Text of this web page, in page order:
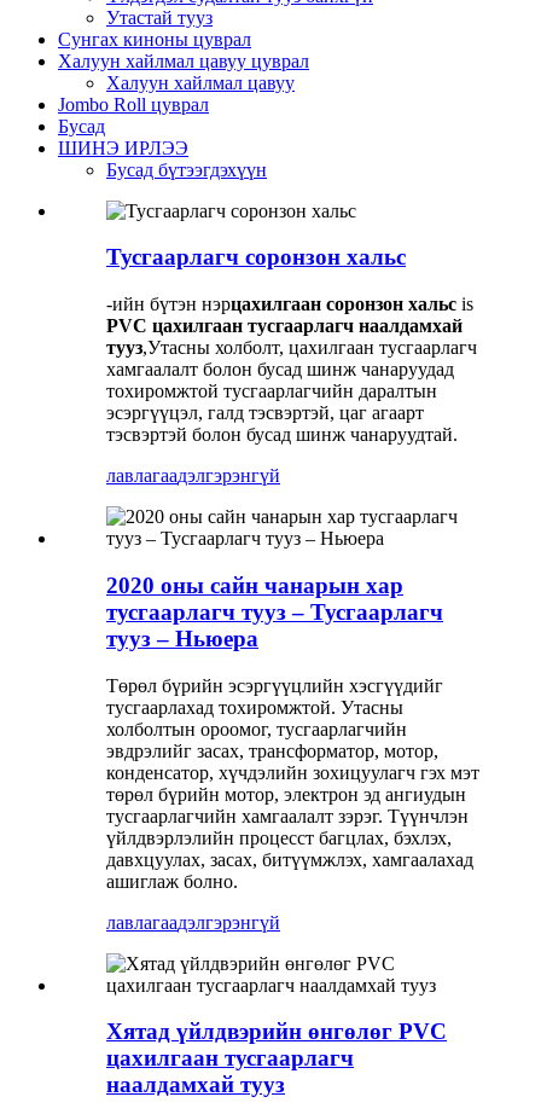
Утастай тууз
Сунгах киноны цуврал
Халуун хайлмал цавуу цуврал
Халуун хайлмал цавуу
Jombo Roll цуврал
Бусад
ШИНЭ ИРЛЭЭ
Бусад бүтээгдэхүүн
Тусгаарлагч соронзон хальс
-ийн бүтэн нэрцахилгаан соронзон хальс is
PVC цахилгаан тусгаарлагч наалдамхай
тууз,Утасны холболт, цахилгаан тусгаарлагч
хамгаалалт болон бусад шинж чанаруудад
тохиромжтой тусгаарлагчийн даралтын
эсэргүүцэл, галд тэсвэртэй, цаг агаарт
тэсвэртэй болон бусад шинж чанаруудтай.
лавлагаадэлгэрэнгүй
2020 оны сайн чанарын хар
тусгаарлагч тууз – Тусгаарлагч
тууз – Ньюера
Төрөл бүрийн эсэргүүцлийн хэсгүүдийг
тусгаарлахад тохиромжтой. Утасны
холболтын ороомог, тусгаарлагчийн
эвдрэлийг засах, трансформатор, мотор,
конденсатор, хүчдэлийн зохицуулагч гэх мэт
төрөл бүрийн мотор, электрон эд ангиудын
тусгаарлагчийн хамгаалалт зэрэг. Түүнчлэн
үйлдвэрлэлийн процесст багцлах, бэхлэх,
давхцуулах, засах, битүүмжлэх, хамгаалахад
ашиглаж болно.
лавлагаадэлгэрэнгүй
Хятад үйлдвэрийн өнгөлөг PVC
цахилгаан тусгаарлагч
наалдамхай тууз